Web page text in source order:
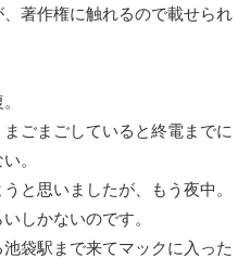
著作権に触れるので載せられ
ごまごしていると終電までに
。
と思いましたが、もう夜中。
しかないのです。
袋駅まで来てマックに入った